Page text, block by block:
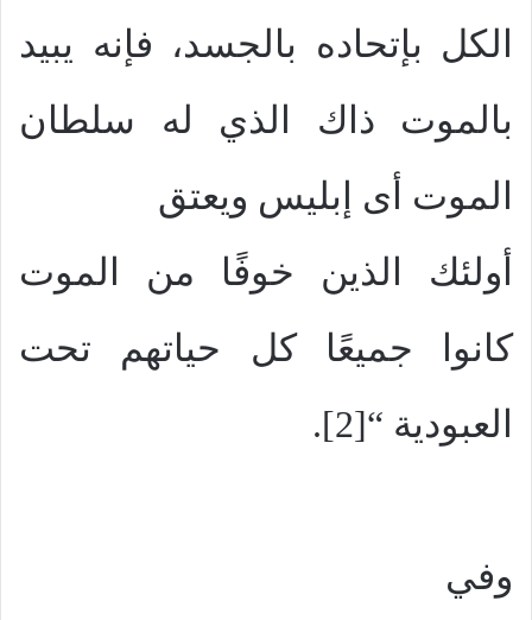
الكل بإتحاده بالجسد، فإنه يبيد
بالموت ذاك الذي له سلطان
الموت أى إبليس ويعتق
أولئك الذين خوفًا من الموت
كانوا جميعًا كل حياتهم تحت
العبودية “[2].
وفي